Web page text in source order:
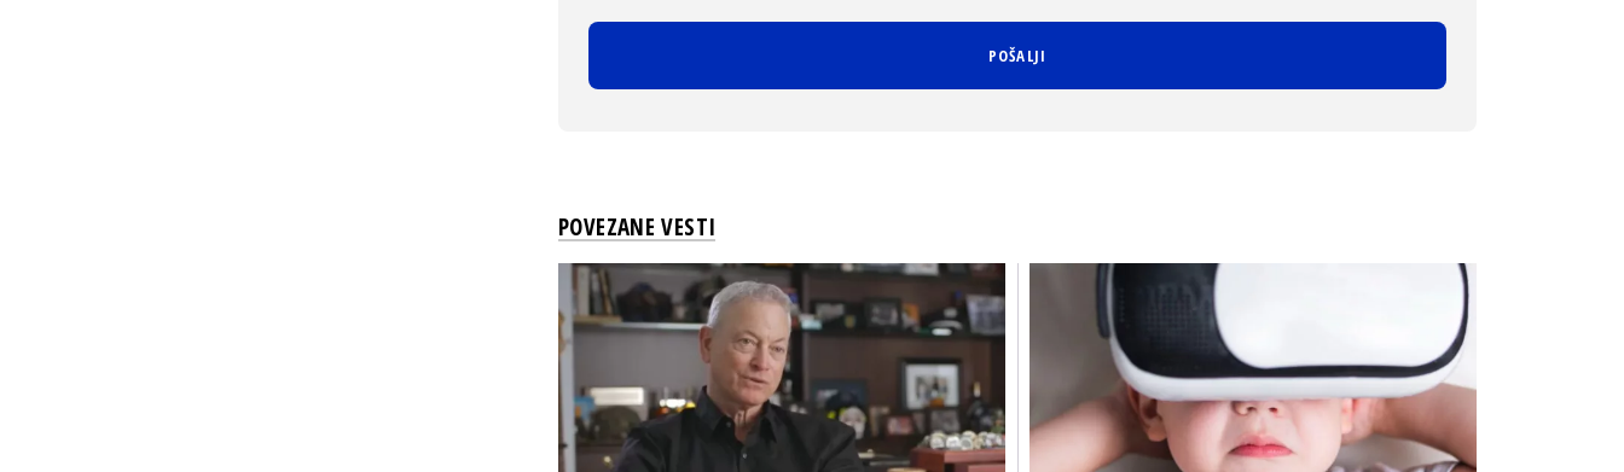
POVEZANE VESTI